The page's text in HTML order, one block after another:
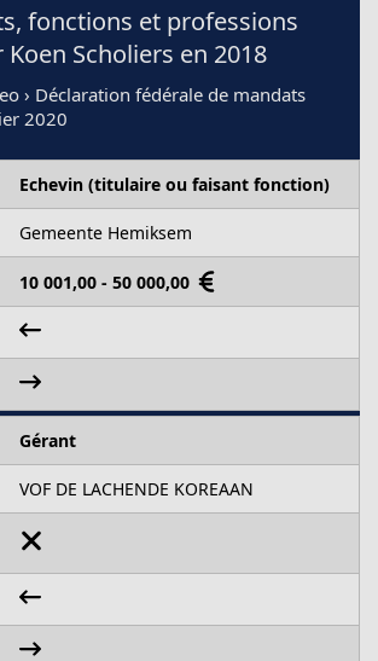
fonctions et professions
Scholiers en 2018
› Déclaration fédérale de mandats
2020
Echevin (titulaire ou faisant fonction)
Gemeente Hemiksem
10 001,00 - 50 000,00
Gérant
VOF DE LACHENDE KOREAAN